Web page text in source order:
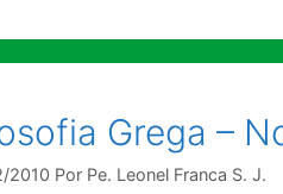
Grega –
2010 Por Pe. Leonel Franca S. J.